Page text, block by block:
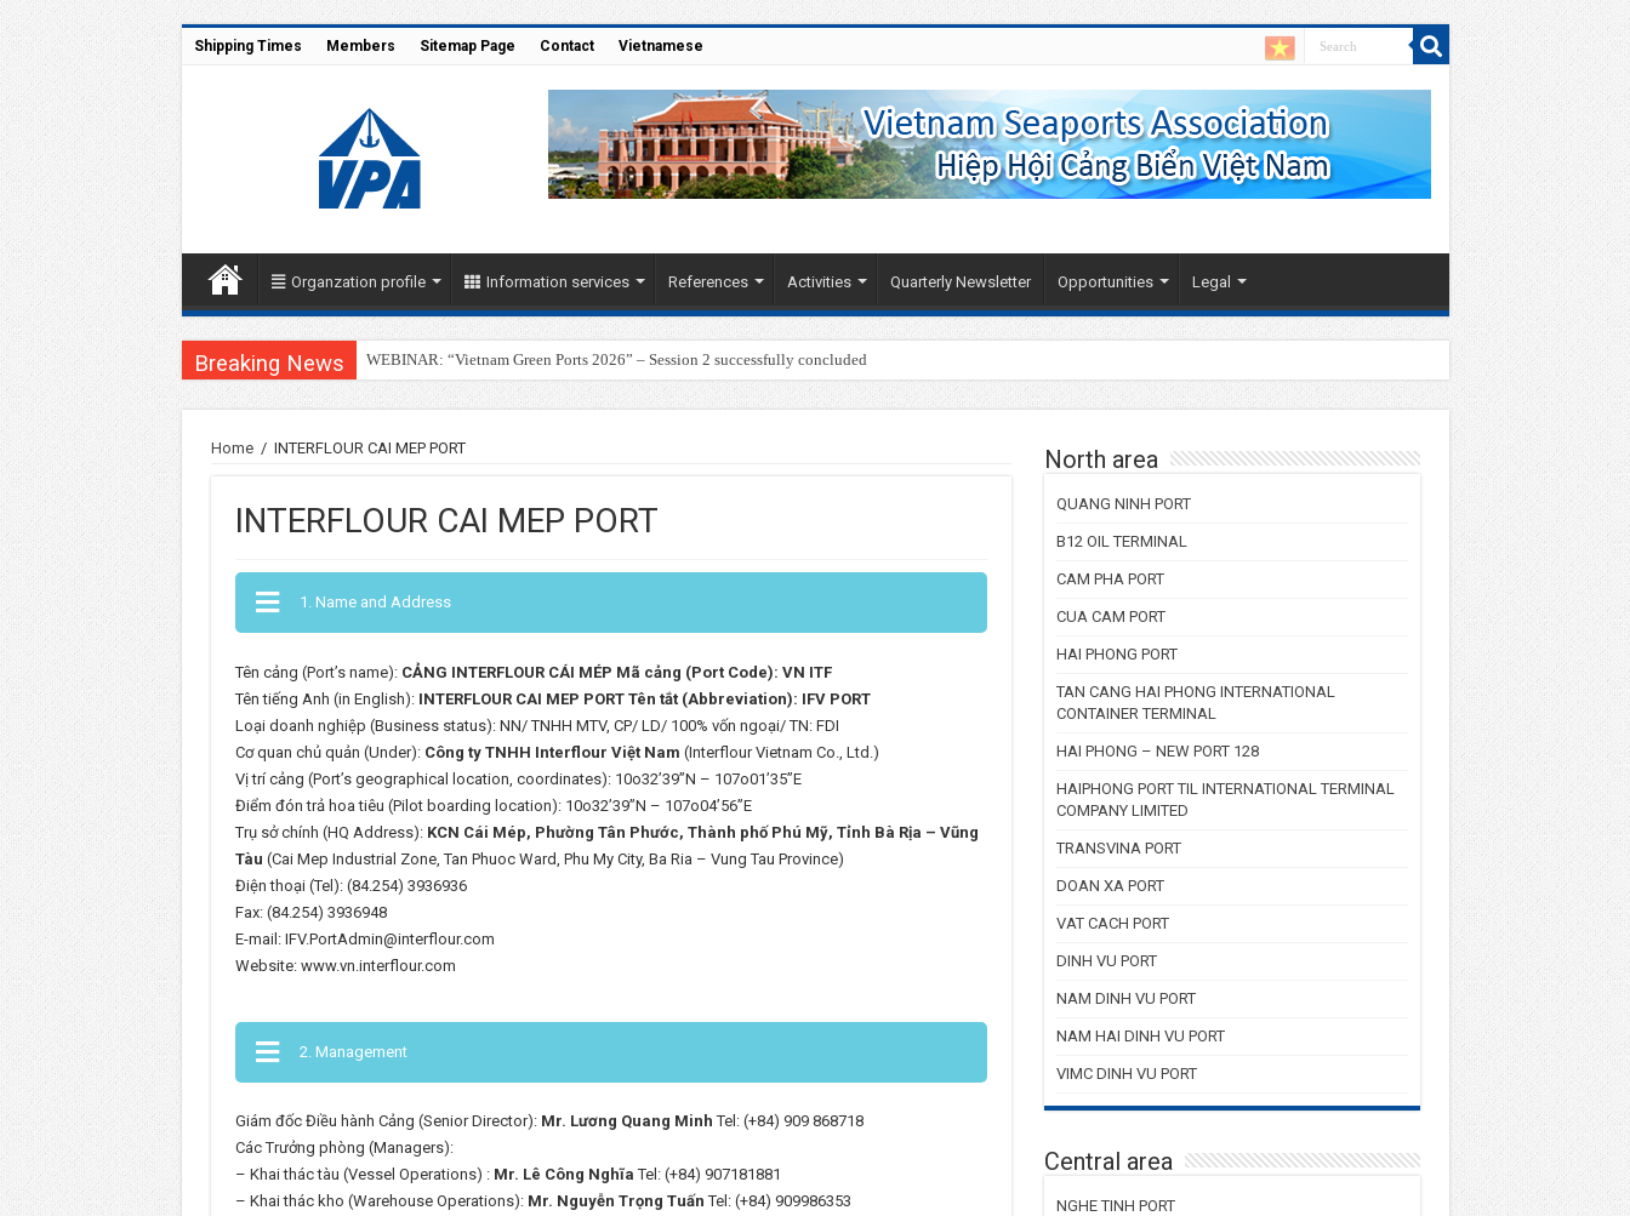
Shipping Times Members Sitemap Page Contact Vietnamese
Organzation profile Information services References Activities Quarterly Newsletter Opportunities Legal
Breaking News WEBINAR: “Vietnam Green Ports 2026” – Session 2 successfully concluded
Home / INTERFLOUR CAI MEP PORT
INTERFLOUR CAI MEP PORT
1. Name and Address
Tên cảng (Port’s name): CẢNG INTERFLOUR CÁI MÉP Mã cảng (Port Code): VN ITF
Tên tiếng Anh (in English):INTERFLOUR CAI MEP PORT Tên tắt (Abbreviation): IFV PORT
Loại doanh nghiệp (Business status): NN/ TNHH MTV, CP/ LD/ 100% vốn ngoại/ TN: FDI
Cơ quan chủ quản (Under): Công ty TNHH Interflour Việt Nam (Interflour Vietnam Co., Ltd.)
Vị trí cảng (Port’s geographical location, coordinates): 10o32’39”N – 107o01’35”E
Điểm đón trả hoa tiêu (Pilot boarding location): 10o32’39”N – 107o04’56”E
Trụ sở chính (HQ Address): KCN Cái Mép, Phường Tân Phước, Thành phố Phú Mỹ, Tỉnh Bà Rịa – Vũng
Tàu (Cai Mep Industrial Zone, Tan Phuoc Ward, Phu My City, Ba Ria – Vung Tau Province)
Điện thoại (Tel): (84.254) 3936936
Fax: (84.254) 3936948
E-mail: IFV.PortAdmin@interflour.com
Website: www.vn.interflour.com
2. Management
Giám đốc Điều hành Cảng (Senior Director):Mr. Lương Quang Minh Tel: (+84) 909 868718
Các Trưởng phòng (Managers):
– Khai thác tàu (Vessel Operations) : Mr. Lê Công Nghĩa Tel: (+84) 907181881
– Khai thác kho (Warehouse Operations): Mr. Nguyễn Trọng Tuấn Tel: (+84) 909986353
North area
QUANG NINH PORT
B12 OIL TERMINAL
CAM PHA PORT
CUA CAM PORT
HAI PHONG PORT
TAN CANG HAI PHONG INTERNATIONAL
CONTAINER TERMINAL
HAI PHONG – NEW PORT 128
HAIPHONG PORT TIL INTERNATIONAL TERMINAL
COMPANY LIMITED
TRANSVINA PORT
DOAN XA PORT
VAT CACH PORT
DINH VU PORT
NAM DINH VU PORT
NAM HAI DINH VU PORT
VIMC DINH VU PORT
Central area
NGHE TINH PORT